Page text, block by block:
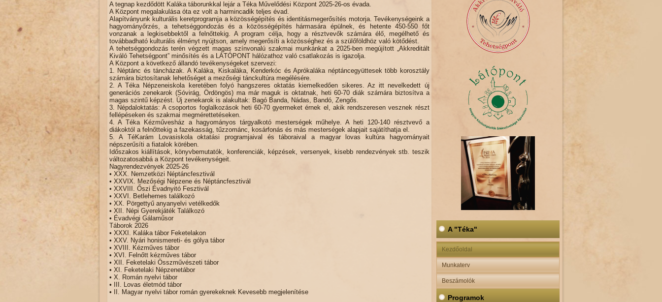
A tegnap kezdődött Kaláka táborunkkal lejár a Téka Művelődési Központ 2025-26-os évada.
A Központ megalakulása óta ez volt a harmincadik teljes évad.
Alapítványunk kulturális keretprogramja a közösségépítés és identitásmegerősítés motorja. Tevékenységeink a
hagyományőrzés, a tehetséggondozás és a közösségépítés hármasára épülnek, és hetente 450-550 főt
vonzanak a legkisebbektől a felnőttekig. A program célja, hogy a résztvevők számára élő, megélhető és
továbbadható kulturális élményt nyújtson, amely megerősíti a közösséghez és a szülőföldhöz való kötődést.
A tehetséggondozás terén végzett magas színvonalú szakmai munkánkat a 2025-ben megújított „Akkreditált
Kiváló Tehetségpont” minősítés és a LÁTÓPONT hálózathoz való csatlakozás is igazolja.
A Központ a következő állandó tevékenységeket szervezi:
1. Néptánc és táncházak. A Kaláka, Kiskaláka, Kenderkóc és Aprókaláka néptáncegyüttesek több korosztály
számára biztosítanak lehetőséget a mezőségi tánckultúra megélésére.
2. A Téka Népzeneiskola keretében folyó hangszeres oktatás kiemelkedően sikeres. Az itt nevelkedett új
generációs zenekarok (Sóvirág, Ördöngös) ma már maguk is oktatnak, heti 60-70 diák számára biztosítva a
magas szintű képzést. Új zenekarok is alakultak: Bagó Banda, Nádas, Bandó, Zengős.
3. Népdaloktatás: A csoportos foglalkozások heti 60-70 gyermeket érnek el, akik rendszeresen vesznek részt
fellépéseken és szakmai megmérettetéseken.
4. A Téka Kézművesház a hagyományos tárgyalkotó mesterségek műhelye. A heti 120-140 résztvevő a
diákoktól a felnőttekig a fazekasság, tűzzománc, kosárfonás és más mesterségek alapjait sajátíthatja el.
5. A TéKarám Lovasiskola oktatási programjaival és táboraival a magyar lovas kultúra hagyományait
népszerűsíti a fiatalok körében.
Időszakos kiállítások, könyvbemutatók, konferenciák, képzések, versenyek, kisebb rendezvények stb. teszik
változatosabbá a Központ tevékenységeit.
Nagyrendezvények 2025-26
• XXX. Nemzetközi Néptáncfesztivál
• XXVIX. Mezőségi Népzene és Néptáncfesztivál
• XXVIII. Őszi Évadnyitó Fesztivál
• XXVI. Betlehemes találkozó
• XX. Pörgettyű anyanyelvi vetélkedők
• XII. Népi Gyerekjáték Találkozó
• Évadvégi Gálaműsor
Táborok 2026
• XXXI. Kaláka tábor Feketelakon
• XXV. Nyári honismereti- és gólya tábor
• XVIII. Kézműves tábor
• XVI. Felnőtt kézműves tábor
• XII. Feketelaki Összművészeti tábor
• XI. Feketelaki Népzenetábor
• X. Román nyelvi tábor
• III. Lovas életmód tábor
• II. Magyar nyelvi tábor román gyerekeknek Kevesebb megjelenítése
A "Téka"
Kezdőoldal
Munkaterv
Beszámolók
Programok